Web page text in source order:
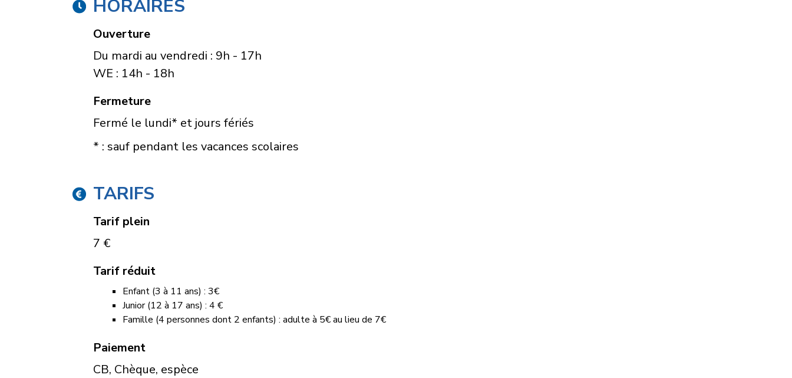
HORAIRES
Ouverture
Du mardi au vendredi : 9h - 17h
WE : 14h - 18h
Fermeture
Fermé le lundi* et jours fériés
* : sauf pendant les vacances scolaires
TARIFS
Tarif plein
7 €
Tarif réduit
Enfant (3 à 11 ans) : 3€
Junior (12 à 17 ans) : 4 €
Famille (4 personnes dont 2 enfants) : adulte à 5€ au lieu de 7€
Paiement
CB, Chèque, espèce